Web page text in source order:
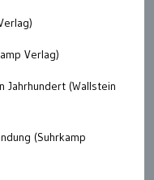
Verlag)
Jahrhundert (Wallstein
(Suhrkamp